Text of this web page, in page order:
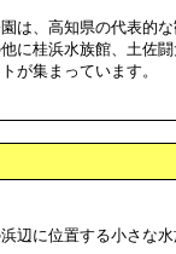
は、高知県の代表的
に桂浜水族館、土佐
が集まっています。
辺に位置する小さな